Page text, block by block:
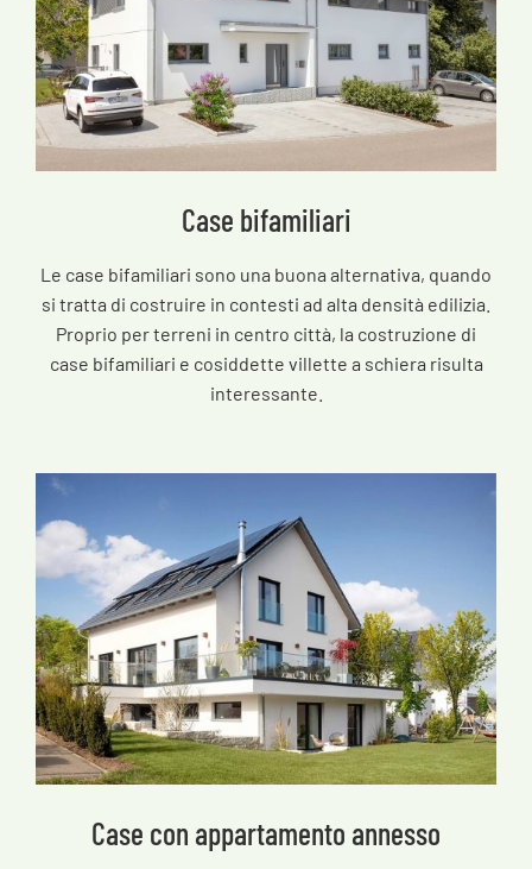
Case bifamiliari
Le case bifamiliari sono una buona alternativa, quando
si tratta di costruire in contesti ad alta densità edilizia.
Proprio per terreni in centro città, la costruzione di
case bifamiliari e cosiddette villette a schiera risulta
interessante.
Case con appartamento annesso